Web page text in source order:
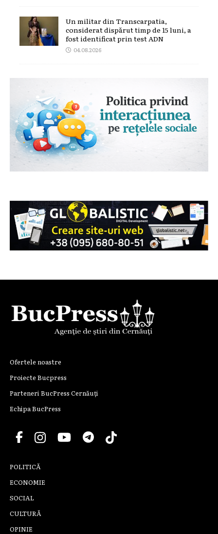
Un militar din Transcarpatia,
considerat dispărut timp de 15 luni, a
fost identificat prin test ADN
04.08.2026
Ofertele noastre
Proiecte Bucpress
Parteneri BucPress Cernăuți
Echipa BucPress
POLITICĂ
ECONOMIE
SOCIAL
CULTURĂ
OPINIE